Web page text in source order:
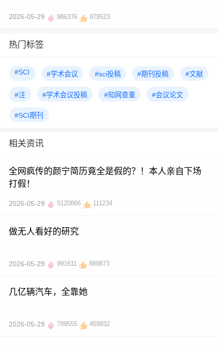
2026-05-29 986376 879523
热门标签
#SCI #学术会议 #sci投稿 #期刊投稿 #文献
#注 #学术会议投稿 #知网查重 #会议论文
#SCI期刊
相关资讯
全网疯传的颜宁简历竟全是假的？！本人亲自下场
打假！
2026-05-29 5120866 111234
做无人看好的研究
2026-05-29 991611 889873
几亿辆汽车，全靠她
2026-05-29 789555 459832